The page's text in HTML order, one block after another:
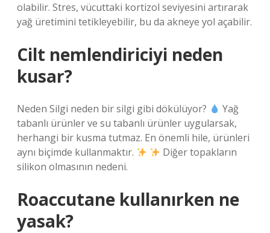
olabilir. Stres, vücuttaki kortizol seviyesini artırarak
yağ üretimini tetikleyebilir, bu da akneye yol açabilir.
Cilt nemlendiriciyi neden
kusar?
Neden Silgi neden bir silgi gibi dökülüyor?
Yağ
tabanlı ürünler ve su tabanlı ürünler uygularsak,
herhangi bir kusma tutmaz. En önemli hile, ürünleri
aynı biçimde kullanmaktır.
Diğer topakların
silikon olmasının nedeni.
Roaccutane kullanırken ne
yasak?